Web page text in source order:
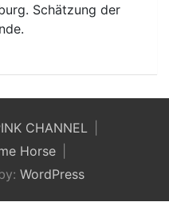
Schätzung der
CHANNEL
Horse
WordPress